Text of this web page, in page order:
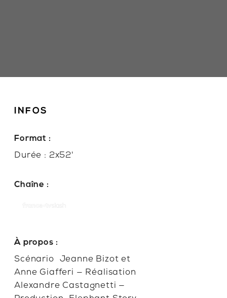
INFOS
Format :
Durée : 2x52'
Chaîne :
À propos :
Scénario Jeanne Bizot et
Anne Giafferi — Réalisation
Alexandre Castagnetti —